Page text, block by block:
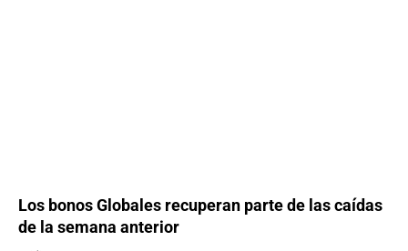
Los bonos Globales recuperan parte de las caídas
de la semana anterior